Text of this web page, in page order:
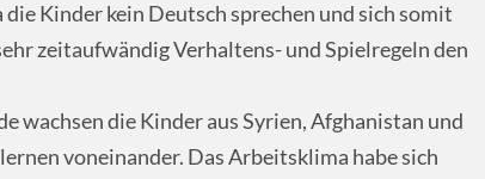
Kinder kein Deutsch sprechen und sich somit
zeitaufwändig Verhaltens- und Spielregeln den
wachsen die Kinder aus Syrien, Afghanistan und
voneinander. Das Arbeitsklima habe sich